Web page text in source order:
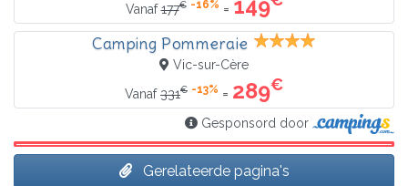
Vanaf177€ -16% = 149
Camping Pommeraie
Vic-sur-Cère
Vanaf331€ -13% = 289€
Gesponsord door
Gerelateerde pagina's